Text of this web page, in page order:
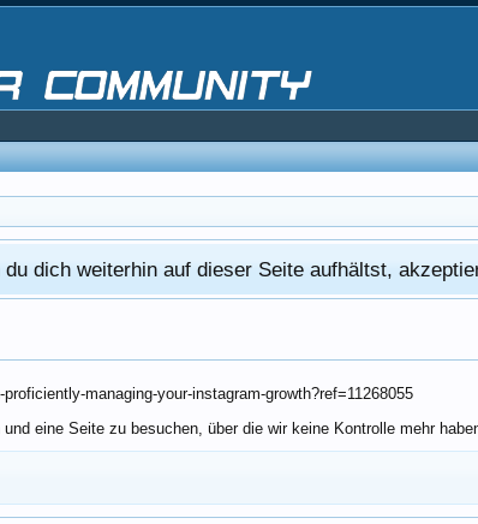
dich weiterhin auf dieser Seite aufhältst,
managing-your-instagram-growth?ref=11268055
eine Seite zu besuchen, über die wir keine Kontrolle mehr